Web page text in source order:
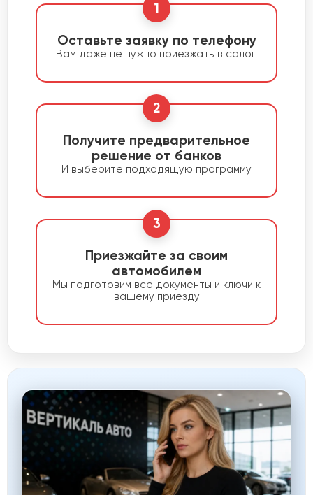
1
Оставьте заявку по телефону
Вам даже не нужно приезжать в салон
2
Получите предварительное
решение от банков
И выберите подходящую программу
3
Приезжайте за своим
автомобилем
Мы подготовим все документы и ключи к
вашему приезду